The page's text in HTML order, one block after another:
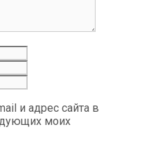
и адрес сайта в
моих